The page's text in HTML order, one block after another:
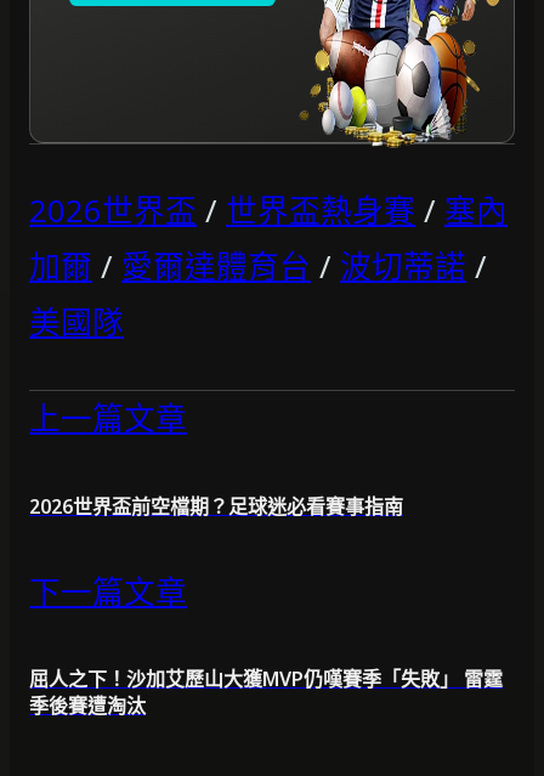
2026世界盃 / 世界盃熱身賽 / 塞內
加爾 / 愛爾達體育台 / 波切蒂諾 /
美國隊
上一篇文章
2026世界盃前空檔期？足球迷必看賽事指南
下一篇文章
屈人之下！沙加艾歷山大獲MVP仍嘆賽季「失敗」 雷霆
季後賽遭淘汰